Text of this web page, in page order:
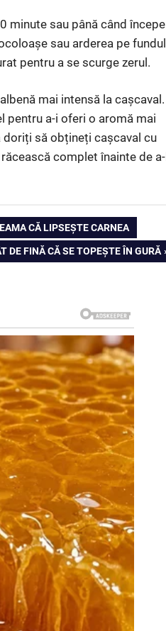
minute sau până când începe
sau arderea pe fundul
pentru a se scurge zerul.
mai intensă la cașcaval.
pentru a-i oferi o aromă mai
să obțineți cașcaval cu
complet înainte de a-l
CĂ LIPSEȘTE CARNEA
DE FINĂ CĂ SE TOPEȘTE ÎN GURĂ